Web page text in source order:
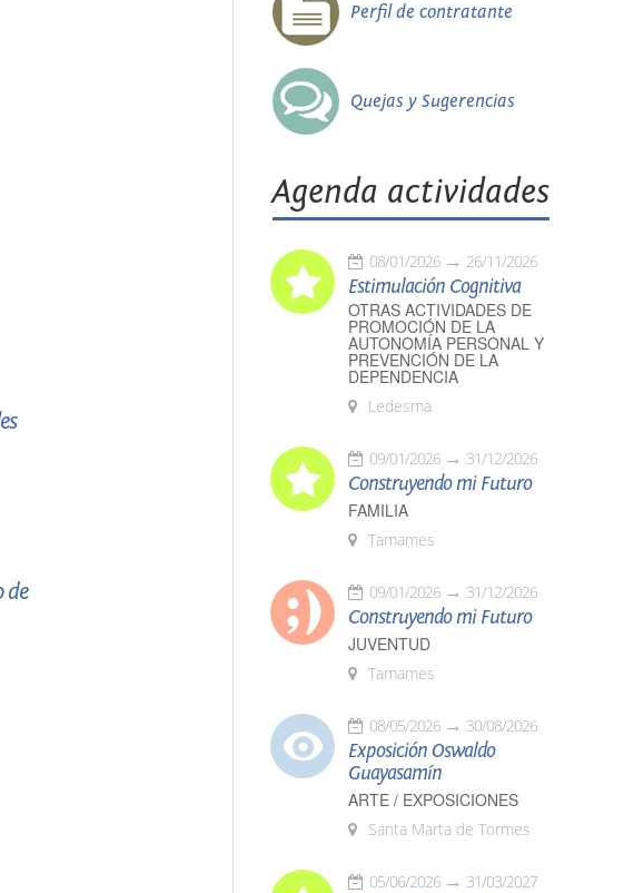
de
Perfil de contratante
Quejas y Sugerencias
Agenda actividades
08/01/2026 26/11/2026
Estimulación Cognitiva
OTRAS ACTIVIDADES DE
PROMOCIÓN DE LA
AUTONOMÍA PERSONAL Y
PREVENCIÓN DE LA
DEPENDENCIA
Ledesma
09/01/2026 31/12/2026
Construyendo mi Futuro
FAMILIA
Tamames
09/01/2026 31/12/2026
Construyendo mi Futuro
JUVENTUD
Tamames
08/05/2026 30/08/2026
Exposición Oswaldo
Guayasamín
ARTE / EXPOSICIONES
Santa Marta de Tormes
05/06/2026 31/03/2027